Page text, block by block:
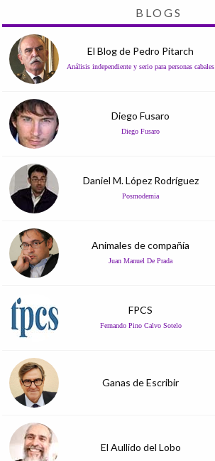
BLOGS
El Blog de Pedro Pitarch
Análisis independiente y serio para personas cabales
Diego Fusaro
Diego Fusaro
Daniel M. López Rodríguez
Posmodernia
Animales de compañía
Juan Manuel De Prada
FPCS
Fernando Pino Calvo Sotelo
Ganas de Escribir
El Aullido del Lobo